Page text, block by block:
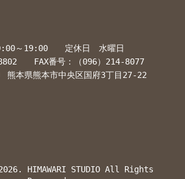
～19:00 定休日 水曜日
FAX番号：（096）214-8077
本県熊本市中央区国府3丁目27-22
HIMAWARI STUDIO All Rights